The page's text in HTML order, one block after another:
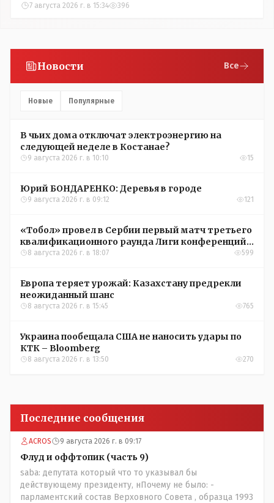
7 августа 2026 г. в 15:34 396
Новости Все
Новые Популярные
В чьих дома отключат электроэнергию на
следующей неделе в Костанае?
9 августа 2026 г. в 10:10 15
Юрий БОНДАРЕНКО: Деревья в городе
9 августа 2026 г. в 09:12 121
«Тобол» провел в Сербии первый матч третьего
квалификационного раунда Лиги конференций
УЕФА
8 августа 2026 г. в 18:07 599
Европа теряет урожай: Казахстану предрекли
неожиданный шанс
8 августа 2026 г. в 15:45 765
Украина пообещала США не наносить удары по
КТК – Bloomberg
8 августа 2026 г. в 13:50 270
Последние сообщения
ACROS 9 августа 2026 г. в 09:17
Флуд и оффтопик (часть 9)
saba: депутата который что то указывал бы
действующему президенту, нПочему не было: -
парламентский состав Верховного Совета , образца 1993